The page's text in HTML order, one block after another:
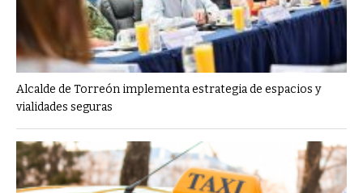
Alcalde de Torreón implementa estrategia de espacios y
vialidades seguras